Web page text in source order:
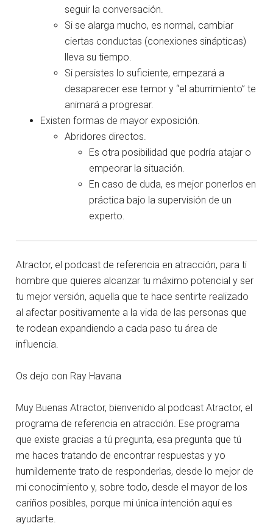
seguir la conversación.
Si se alarga mucho, es normal, cambiar
ciertas conductas (conexiones sinápticas)
lleva su tiempo.
Si persistes lo suficiente, empezará a
desaparecer ese temor y “el aburrimiento” te
animará a progresar.
Existen formas de mayor exposición.
Abridores directos.
Es otra posibilidad que podría atajar o
empeorar la situación.
En caso de duda, es mejor ponerlos en
práctica bajo la supervisión de un
experto.
Atractor, el podcast de referencia en atracción, para ti
hombre que quieres alcanzar tu máximo potencial y ser
tu mejor versión, aquella que te hace sentirte realizado
al afectar positivamente a la vida de las personas que
te rodean expandiendo a cada paso tu área de
influencia.
Os dejo con Ray Havana
Muy Buenas Atractor, bienvenido al podcast Atractor, el
programa de referencia en atracción. Ese programa
que existe gracias a tú pregunta, esa pregunta que tú
me haces tratando de encontrar respuestas y yo
humildemente trato de responderlas, desde lo mejor de
mi conocimiento y, sobre todo, desde el mayor de los
cariños posibles, porque mi única intención aquí es
ayudarte.